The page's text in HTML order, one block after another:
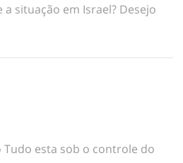
situação em Israel? Desejo
Tudo esta sob o controle do